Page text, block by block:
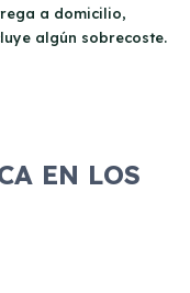
a domicilio,
algún sobrecoste.
EN LOS